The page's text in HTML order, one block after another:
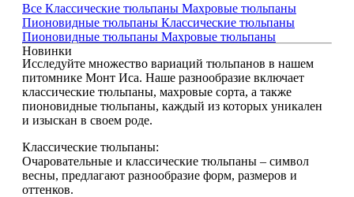
Все Классические тюльпаны Махровые тюльпаны
Пионовидные тюльпаны Классические тюльпаны
Пионовидные тюльпаны Махровые тюльпаны
Новинки
Исследуйте множество вариаций тюльпанов в нашем
питомнике Монт Иса. Наше разнообразие включает
классические тюльпаны, махровые сорта, а также
пионовидные тюльпаны, каждый из которых уникален
и изыскан в своем роде.
Классические тюльпаны:
Очаровательные и классические тюльпаны – символ
весны, предлагают разнообразие форм, размеров и
оттенков.